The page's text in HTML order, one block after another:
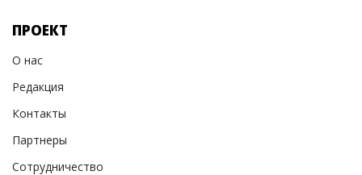
ПРОЕКТ
О нас
Редакция
Контакты
Партнеры
Сотрудничество